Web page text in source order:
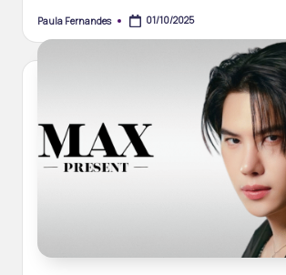
Posted
Paula Fernandes 01/10/2025